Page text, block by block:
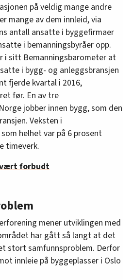
på veldig mange andre
mange av dem innleid, via
antall ansatte i byggefirmaer
i bemanningsbyråer opp.
i sitt Bemanningsbarometer at
i bygg- og anleggsbransjen
fjerde kvartal i 2016,
før. En av tre
jobber innen bygg, som den
Veksten i
helhet var på 6 prosent
timeverk.
vært forbudt
mener utviklingen med
har gått så langt at det
stort samfunnsproblem. Derfor
innleie på byggeplasser i Oslo